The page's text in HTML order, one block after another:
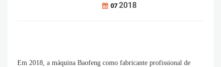
07 2018
Em 2018, a máquina Baofeng como fabricante profissional de